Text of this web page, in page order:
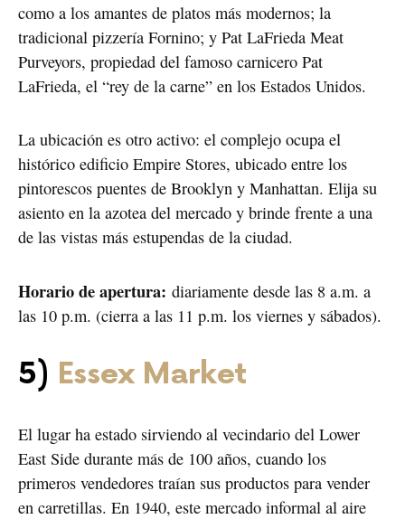
como a los amantes de platos más modernos; la
tradicional pizzería Fornino; y Pat LaFrieda Meat
Purveyors, propiedad del famoso carnicero Pat
LaFrieda, el “rey de la carne” en los Estados Unidos.
La ubicación es otro activo: el complejo ocupa el
histórico edificio Empire Stores, ubicado entre los
pintorescos puentes de Brooklyn y Manhattan. Elija su
asiento en la azotea del mercado y brinde frente a una
de las vistas más estupendas de la ciudad.
Horario de apertura: diariamente desde las 8 a.m. a
las 10 p.m. (cierra a las 11 p.m. los viernes y sábados).
5) Essex Market
El lugar ha estado sirviendo al vecindario del Lower
East Side durante más de 100 años, cuando los
primeros vendedores traían sus productos para vender
en carretillas. En 1940, este mercado informal al aire